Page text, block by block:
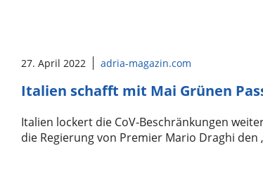
27. April 2022 adria-magazin.com
Italien schafft mit Mai Grünen
Italien lockert die CoV-Beschränkungen
die Regierung von Premier Mario Draghi den